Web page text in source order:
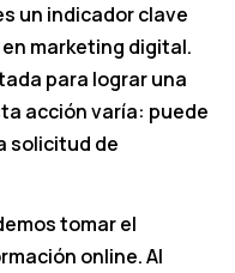
un indicador clave
marketing digital.
para lograr una
acción varía: puede
solicitud de
tomar el
online. Al